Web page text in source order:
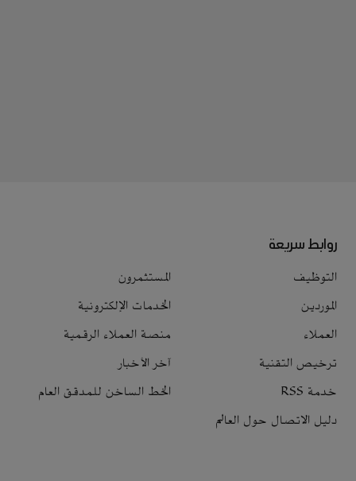
روابط سريعة
التوظيف
المستثمرون
الموردين
الخدمات الإلكترونية
العملاء
منصة العملاء الرقمية
ترخيص التقنية
آخر الأخبار
خدمة RSS
الخط الساخن للمدقق العام
دليل الاتصال حول العالم